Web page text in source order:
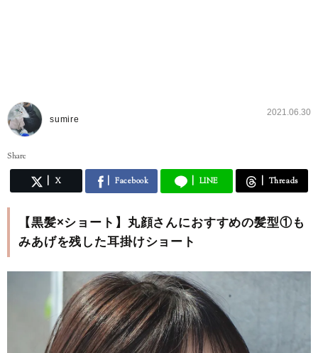
sumire
2021.06.30
Share
X Facebook LINE Threads
【黒髪×ショート】丸顔さんにおすすめの髪型①も
みあげを残した耳掛けショート